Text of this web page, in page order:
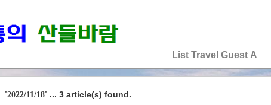
List Travel Guest A
'2022/11/18' ... 3 article(s) found.